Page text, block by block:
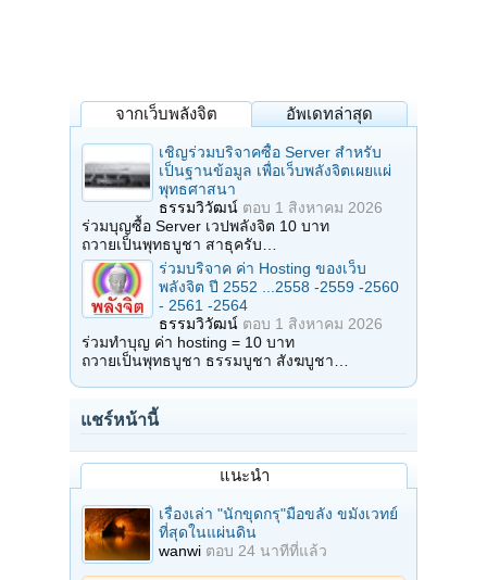
จากเว็บพลังจิต อัพเดทล่าสุด
เชิญร่วมบริจาคซื้อ Server สำหรับ
เป็นฐานข้อมูล เพื่อเว็บพลังจิตเผยแผ่
พุทธศาสนา
ธรรมวิวัฒน์ ตอบ 1 สิงหาคม 2026
ร่วมบุญซื้อ Server เวปพลังจิต 10 บาท
ถวายเป็นพุทธบูชา สาธุครับ…
ร่วมบริจาค ค่า Hosting ของเว็บ
พลังจิต ปี 2552 ...2558 -2559 -2560
- 2561 -2564
ธรรมวิวัฒน์ ตอบ 1 สิงหาคม 2026
ร่วมทำบุญ ค่า hosting = 10 บาท
ถวายเป็นพุทธบูชา ธรรมบูชา สังฆบูชา…
แชร์หน้านี้
แนะนำ
เรื่องเล่า "นักขุดกรุ"มือขลัง ขมังเวทย์
ที่สุดในแผ่นดิน
wanwi ตอบ 24 นาทีที่แล้ว